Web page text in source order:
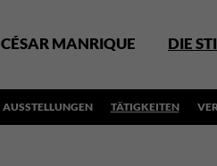
CÉSAR MANRIQUE DIE
AUSSTELLUNGEN TÄTIGKEITEN